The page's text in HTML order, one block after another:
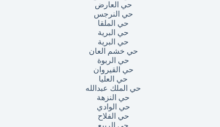
حي العارض
حي النرجس
حي الملقا
حي البرية
حي البرية
حي خشم العان
حي الربوة
حي القيروان
حي العليا
حي الملك عبدالله
حي النزهة
حي الوادي
حي الفلاح
حي الربيع